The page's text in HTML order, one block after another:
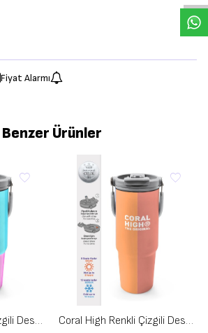
Fiyat Alarmı
Benzer Ürünler
Coral High Renkli Çizgili Desenli Pipetli ve Direkt İçim Çelik Termos 900 ml 38747 Coral High Renkli Çizgili Desenli Pipetli ve Direkt İçim Çelik Termos 900 ml 38746